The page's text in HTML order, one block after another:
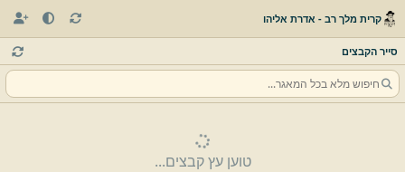
קרית מלך רב - אדרת אליהו
סייר הקבצים
טוען עץ קבצים...